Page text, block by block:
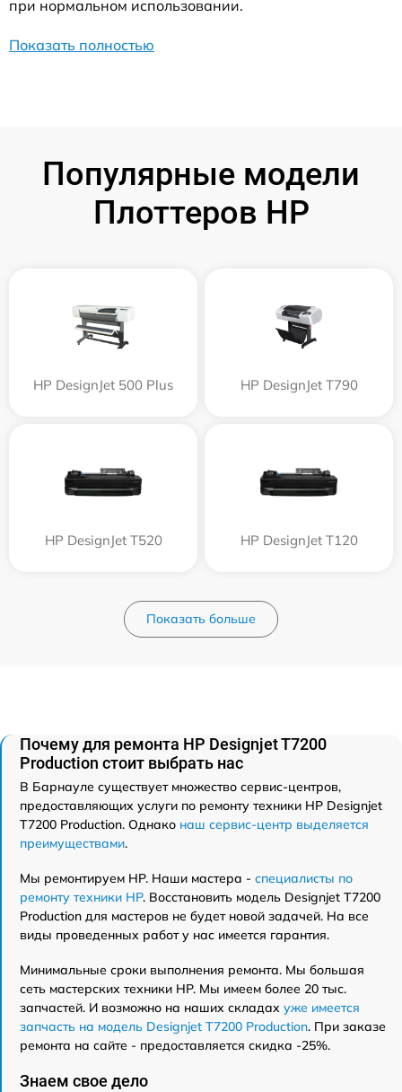
при нормальном использовании.
Показать полностью
Популярные модели
Плоттеров HP
HP DesignJet 500 Plus HP DesignJet T790
HP DesignJet T520 HP DesignJet T120
Показать больше
Почему для ремонта HP Designjet T7200
Production стоит выбрать нас
В Барнауле существует множество сервис-центров,
предоставляющих услуги по ремонту техники HP Designjet
T7200 Production. Однако наш сервис-центр выделяется
преимуществами.
Мы ремонтируем HP. Наши мастера - специалисты по
ремонту техники HP. Восстановить модель Designjet T7200
Production для мастеров не будет новой задачей. На все
виды проведенных работ у нас имеется гарантия.
Минимальные сроки выполнения ремонта. Мы большая
сеть мастерских техники HP. Мы имеем более 20 тыс.
запчастей. И возможно на наших складах уже имеется
запчасть на модель Designjet T7200 Production. При заказе
ремонта на сайте - предоставляется скидка -25%.
Знаем свое дело